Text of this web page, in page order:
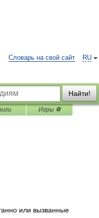
RU
Словарь на свой сайт
Найти!
Игры ⚽
или вызванные